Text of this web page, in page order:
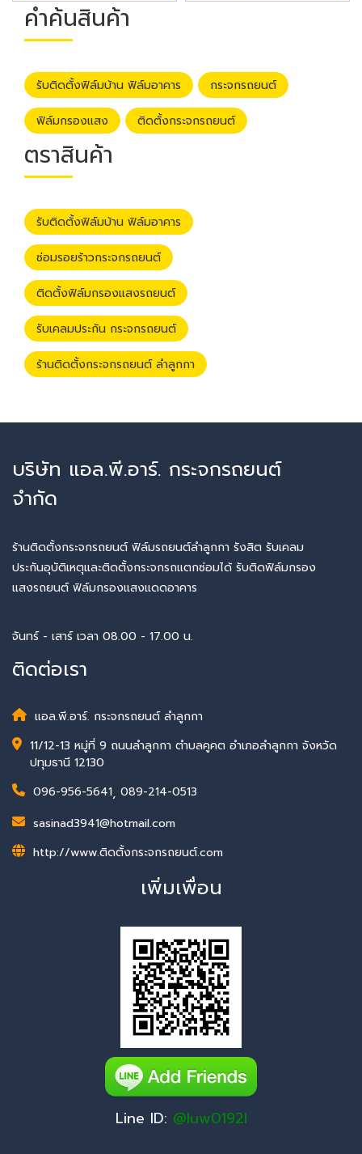
คำค้นสินค้า
รับติดตั้งฟิล์มบ้าน ฟิล์มอาคาร กระจกรถยนต์
ฟิล์มกรองแสง ติดตั้งกระจกรถยนต์
ตราสินค้า
รับติดตั้งฟิล์มบ้าน ฟิล์มอาคาร
ซ่อมรอยร้าวกระจกรถยนต์
ติดตั้งฟิล์มกรองแสงรถยนต์
รับเคลมประกัน กระจกรถยนต์
ร้านติดตั้งกระจกรถยนต์ ลำลูกกา
บริษัท แอล.พี.อาร์. กระจกรถยนต์
จำกัด
ร้านติดตั้งกระจกรถยนต์ ฟิล์มรถยนต์ลำลูกกา รังสิต รับเคลม
ประกันอุบัติเหตุและติดตั้งกระจกรถแตกซ่อมได้ รับติดฟิล์มกรอง
แสงรถยนต์ ฟิล์มกรองแสงแดดอาคาร
จันทร์ - เสาร์ เวลา 08.00 - 17.00 น.
ติดต่อเรา
แอล.พี.อาร์. กระจกรถยนต์ ลำลูกกา
11/12-13 หมู่ที่ 9 ถนนลำลูกกา ตำบลคูคต อำเภอลำลูกกา จังหวัด
ปทุมธานี 12130
096-956-5641, 089-214-0513
sasinad3941@hotmail.com
http://www.ติดตั้งกระจกรถยนต์.com
เพิ่มเพื่อน
Line ID: @luw0192l